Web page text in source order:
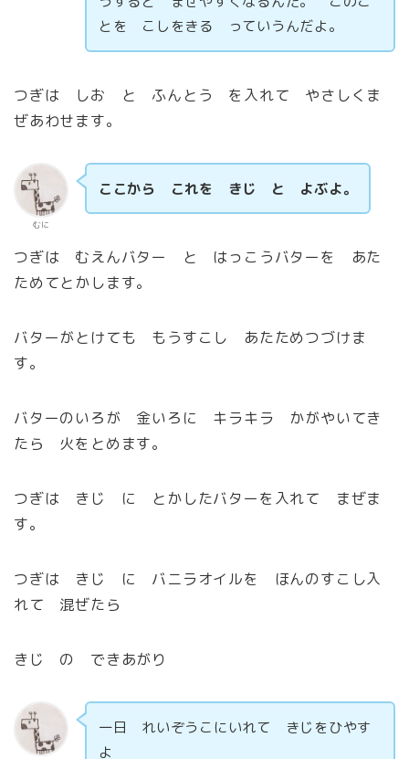
とを こしをきる っていうんだよ。
つぎは しお と ふんとう を入れて やさしくま
ぜあわせます。
むに
ここから これを きじ と よぶよ。
つぎは むえんバター と はっこうバターを あた
ためてとかします。
バターがとけても もうすこし あたためつづけま
す。
バターのいろが 金いろに キラキラ かがやいてき
たら 火をとめます。
つぎは きじ に とかしたバターを入れて まぜま
す。
つぎは きじ に バニラオイルを ほんのすこし入
れて 混ぜたら
きじ の できあがり
一日 れいぞうこにいれて きじをひやす
よ